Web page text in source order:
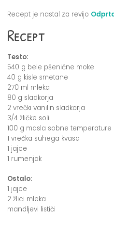
Recept je nastal za revijo
Recept
Testo:
540 g bele pšenične moke
40 g kisle smetane
270 ml mleka
80 g sladkorja
2 vrečki vanilin sladkorja
3/4 žličke soli
100 g masla sobne temperature
1 vrečka suhega kvasa
1 jajce
1 rumenjak
Ostalo:
1 jajce
2 žlici mleka
mandljevi lističi